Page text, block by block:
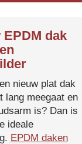
EPDM dak
nieuw plat dak
lang meegaat en
is? Dan is
ideale
EPDM daken